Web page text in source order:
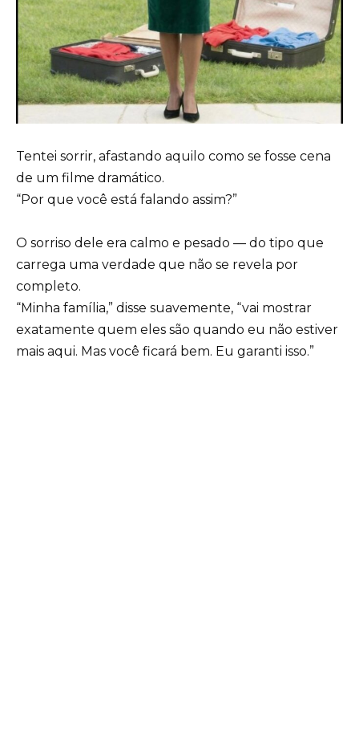
Tentei sorrir, afastando aquilo como se fosse cena
de um filme dramático.
“Por que você está falando assim?”
O sorriso dele era calmo e pesado — do tipo que
carrega uma verdade que não se revela por
completo.
“Minha família,” disse suavemente, “vai mostrar
exatamente quem eles são quando eu não estiver
mais aqui. Mas você ficará bem. Eu garanti isso.”